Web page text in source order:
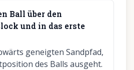
Ball über den
und in das erste
geneigten Sandpfad,
des Balls ausgeht.